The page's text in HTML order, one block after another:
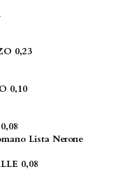
0,23
0,10
Lista Nerone
0,08